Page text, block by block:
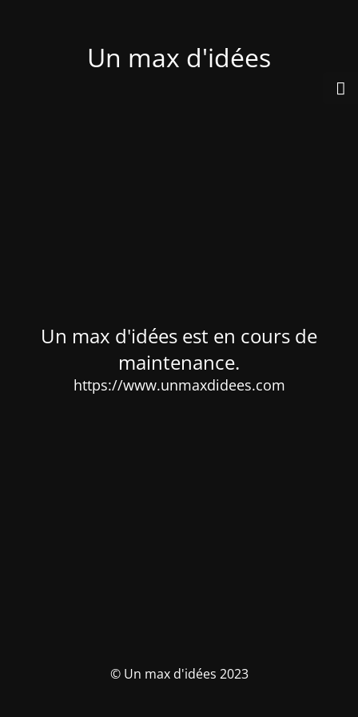
Un max d'idées
Un max d'idées est en cours de
maintenance.
https://www.unmaxdidees.com
© Un max d'idées 2023